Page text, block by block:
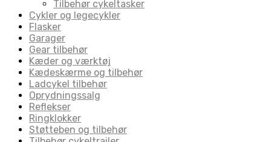
Tilbehør cykeltasker
Cykler og legecykler
Flasker
Garager
Gear tilbehør
Kæder og værktøj
Kædeskærme og tilbehør
Ladcykel tilbehør
Oprydningssalg
Reflekser
Ringklokker
Støtteben og tilbehør